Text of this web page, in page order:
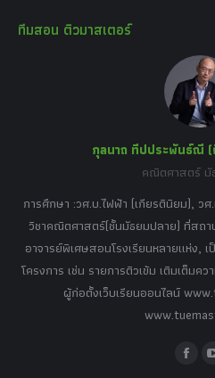
opensopensopensopens
window
ทีมสอน ติวมาสเตอร์
กุลนาถ ทีปประพันธ์ณี (
คณิตศาสตร์ มั
การศึกษา :วศ.บ.ไฟฟ้า (เกียรตินิยม), ว
วิชาคณิตศาสตร์(ชั้นมัธยมปลาย) ที่สถา
อาจารย์พิเศษสอนโรงเรียนหลายแห่ง,
โครงการ เช่น รายการติวเข้ม เติมเต็มค
ผู้ก่อตั้งเว็บเรียนออนไลน์